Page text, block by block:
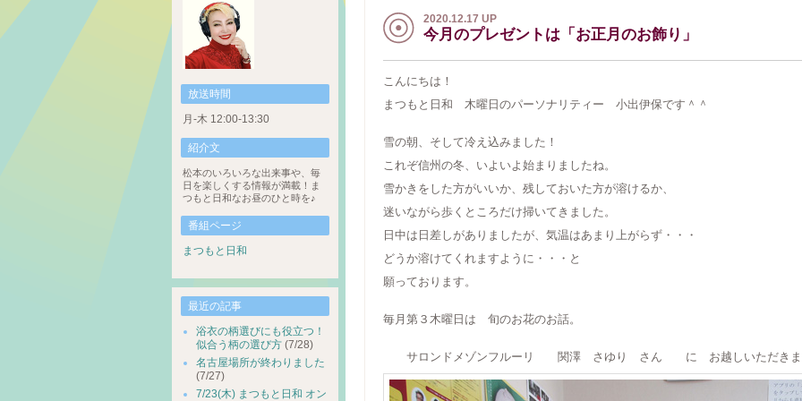
2020.12.17 UP
今月のプレゼントは「お正月のお飾り」
こんにちは！
まつもと日和 木曜日のパーソナリティー 小出伊保です＾＾
雪の朝、そして冷え込みました！
これぞ信州の冬、いよいよ始まりましたね。
雪かきをした方がいいか、残しておいた方が溶けるか、
迷いながら歩くところだけ掃いてきました。
日中は日差しがありましたが、気温はあまり上がらず・・・
どうか溶けてくれますように・・・と
願っております。
毎月第３木曜日は 旬のお花のお話。
サロンドメゾンフルーリ 関澤 さゆり さん に お越しいただきま
放送時間
月-木 12:00-13:30
紹介文
松本のいろいろな出来事や、毎
日を楽しくする情報が満載！ま
つもと日和なお昼のひと時を♪
番組ページ
まつもと日和
最近の記事
浴衣の柄選びにも役立つ！
似合う柄の選び方 (7/28)
名古屋場所が終わりました
(7/27)
7/23(木) まつもと日和 オン